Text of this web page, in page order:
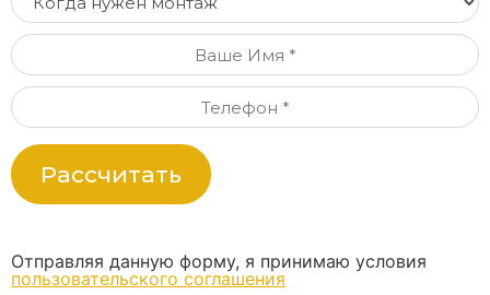
Рассчитать
Отправляя данную форму, я принимаю условия
пользовательского соглашения